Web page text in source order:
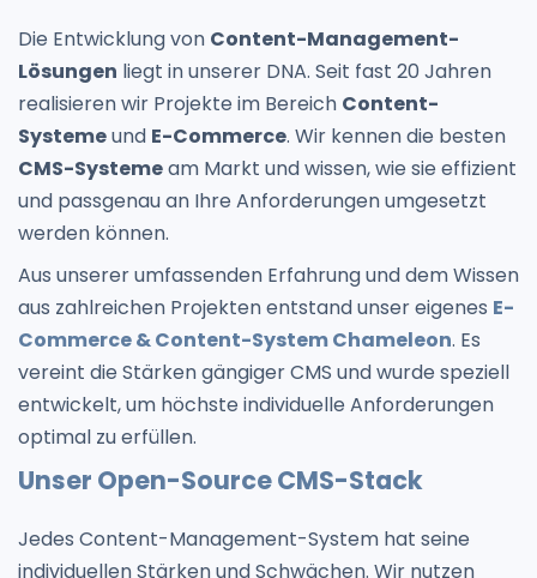
Die Entwicklung von Content-Management-
Lösungen liegt in unserer DNA. Seit fast 20 Jahren
realisieren wir Projekte im Bereich Content-
Systemeund E-Commerce. Wir kennen die besten
CMS-Systemeam Markt und wissen, wie sie effizient
und passgenau an Ihre Anforderungen umgesetzt
werden können.
Aus unserer umfassenden Erfahrung und dem Wissen
aus zahlreichen Projekten entstand unser eigenes E-
Commerce & Content-System Chameleon. Es
vereint die Stärken gängiger CMS und wurde speziell
entwickelt, um höchste individuelle Anforderungen
optimal zu erfüllen.
Unser Open-Source CMS-Stack
Jedes Content-Management-System hat seine
individuellen Stärken und Schwächen. Wir nutzen